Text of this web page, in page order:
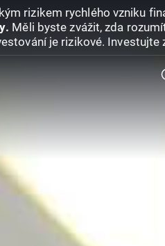
rizikem rychlého vzniku
Měli byste zvážit, zda
je rizikové. Investujte